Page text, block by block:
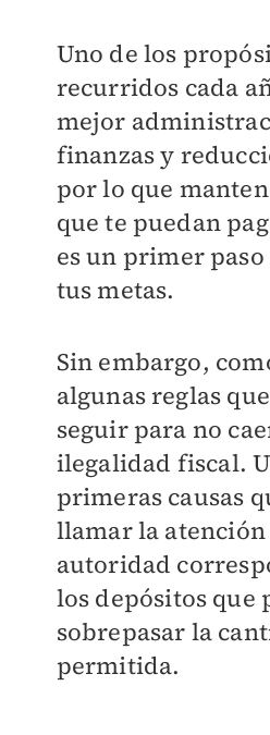
Uno de los
recurridos cada
mejor
finanzas y
por lo que
que te puedan
es un primer
tus metas.
Sin embargo,
algunas reglas
seguir para no
ilegalidad fiscal.
primeras causas
llamar la atención
autoridad
los depósitos que
sobrepasar la
permitida.